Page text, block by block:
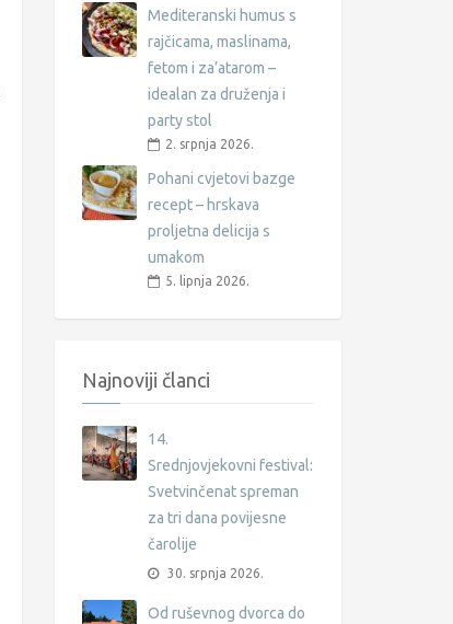
Mediteranski humus s
rajčicama, maslinama,
fetom i za’atarom –
idealan za druženja i
party stol
2. srpnja 2026.
Pohani cvjetovi bazge
recept – hrskava
proljetna delicija s
umakom
5. lipnja 2026.
Najnoviji članci
14.
Srednjovjekovni festival:
Svetvinčenat spreman
za tri dana povijesne
čarolije
30. srpnja 2026.
Od ruševnog dvorca do